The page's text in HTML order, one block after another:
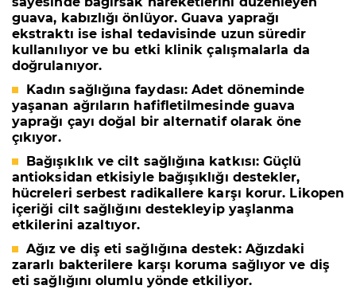
guava, kabızlığı önlüyor. Guava yaprağı
ekstraktı ise ishal tedavisinde uzun süredir
kullanılıyor ve bu etki klinik çalışmalarla da
doğrulanıyor.
Kadın sağlığına faydası:Adet döneminde
yaşanan ağrıların hafifletilmesinde guava
yaprağı çayı doğal bir alternatif olarak öne
çıkıyor.
Bağışıklık ve cilt sağlığına katkısı:Güçlü
antioksidan etkisiyle bağışıklığı destekler,
hücreleri serbest radikallere karşı korur. Likopen
içeriği cilt sağlığını destekleyip yaşlanma
etkilerini azaltıyor.
Ağız ve diş eti sağlığına destek:Ağızdaki
zararlı bakterilere karşı koruma sağlıyor ve diş
eti sağlığını olumlu yönde etkiliyor.